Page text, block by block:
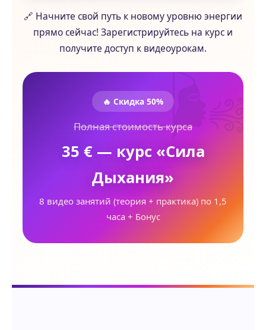
🔗 Начните свой путь к новому уровню энергии
прямо сейчас! Зарегистрируйтесь на курс и
получите доступ к видеоурокам.
🔥 Скидка 50%
Полная стоимость курса
35 € — курс «Сила
Дыхания»
8 видео занятий (теория + практика) по 1,5
часа + Бонус